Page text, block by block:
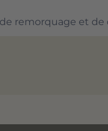
remorquage et de